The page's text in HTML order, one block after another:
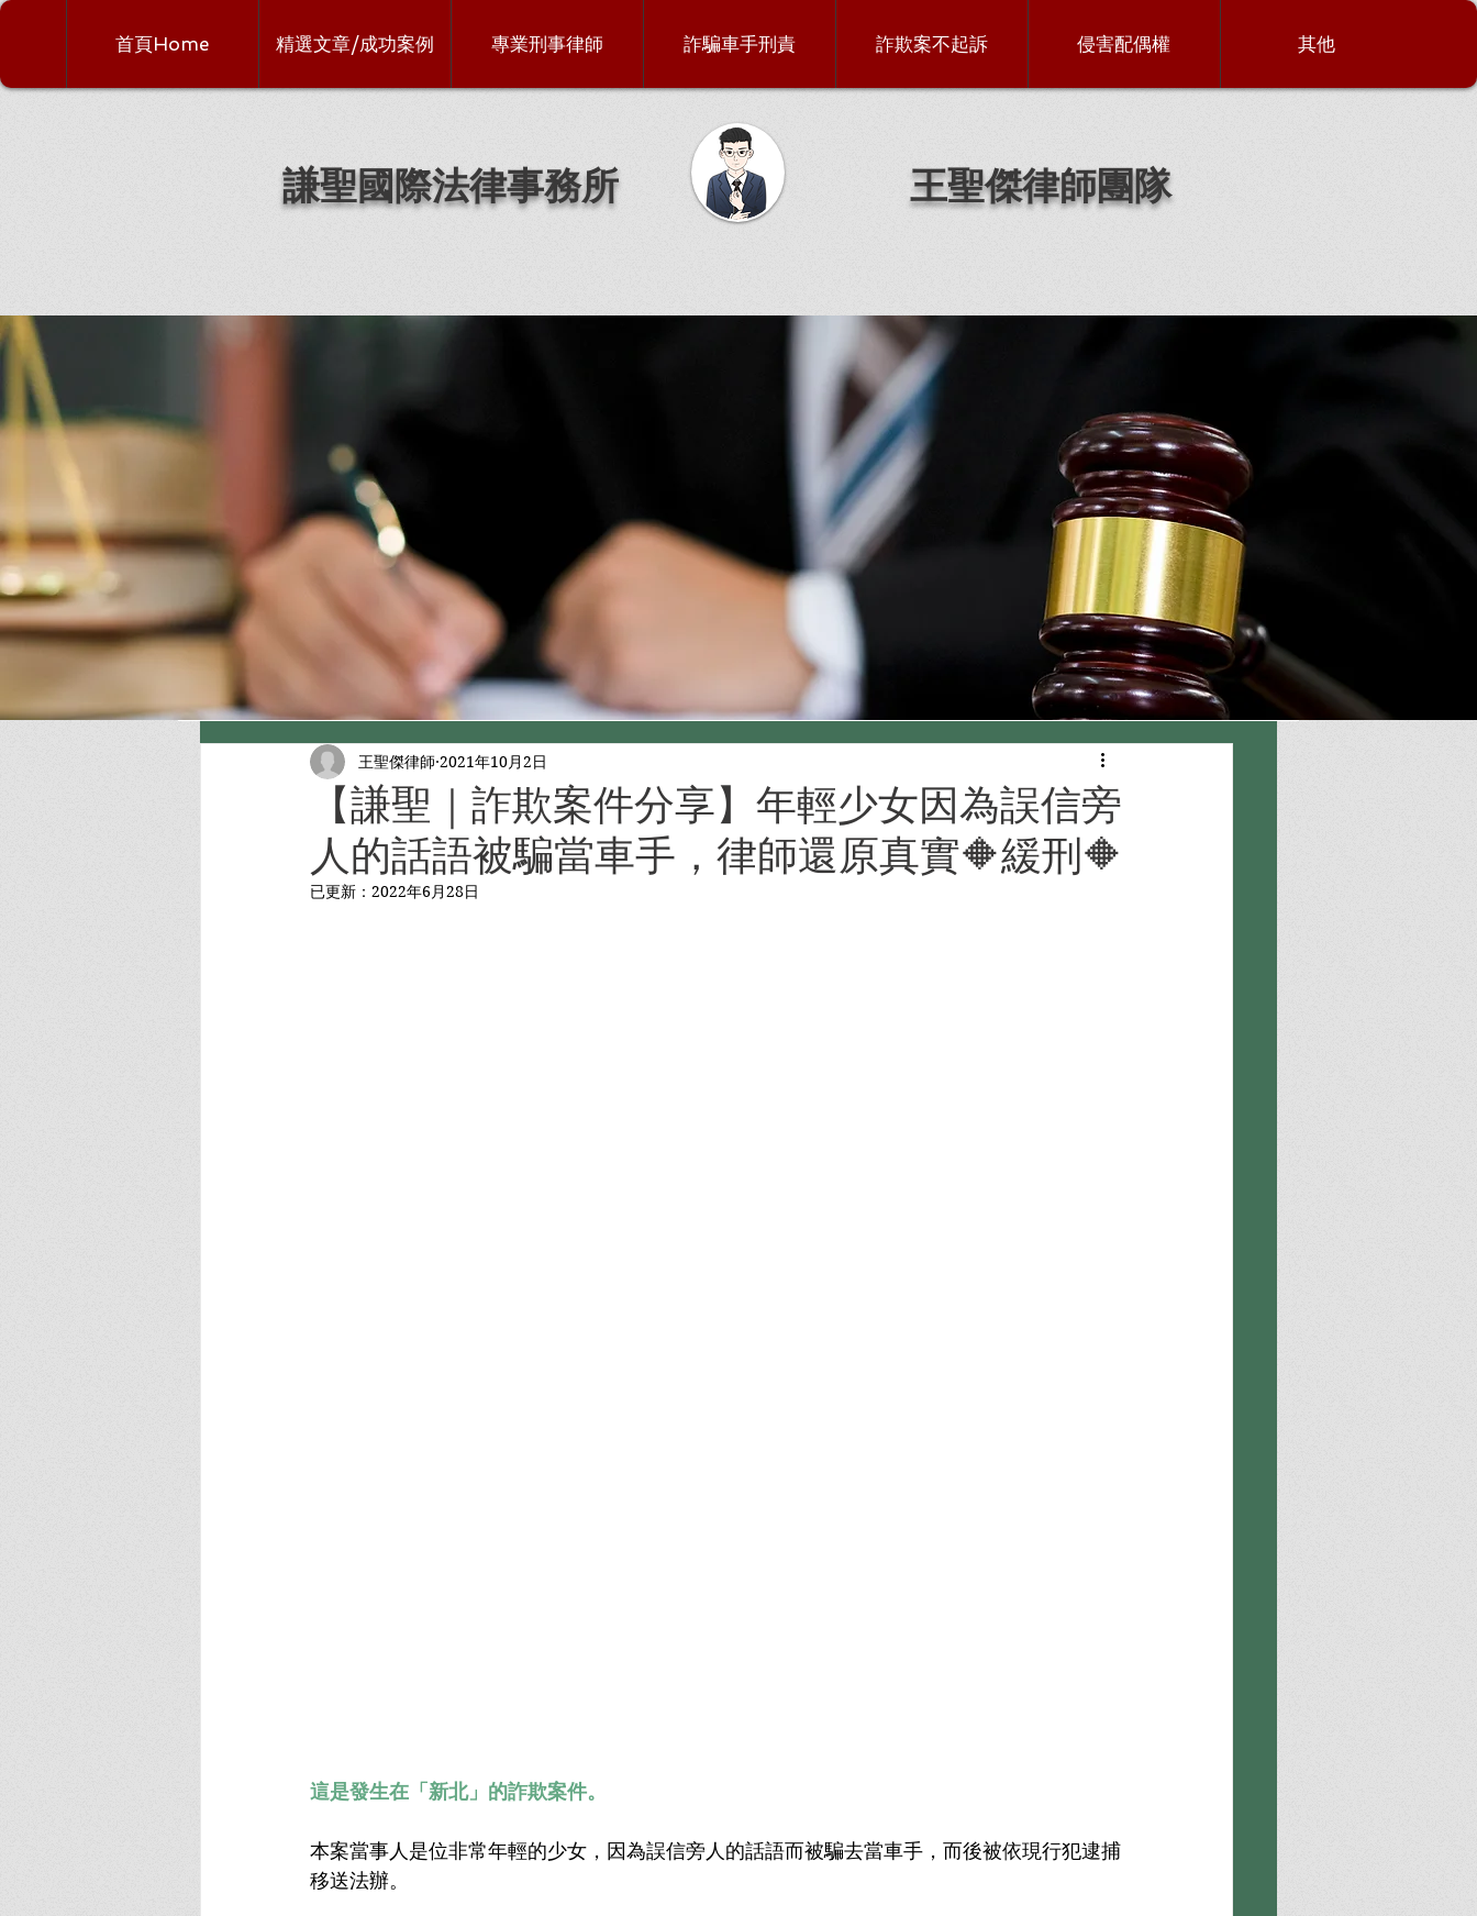
首頁Home 精選文章/成功案例 專業刑事律師 詐騙車手刑責 詐欺案不起訴 侵害配偶權 其他
謙聖國際法律事務所 王聖傑律師團隊
【謙聖｜詐欺案件分享】年輕少女因為誤信旁
人的話語被騙當車手，律師還原真實🔶緩刑🔶
王聖傑律師 2021年10月2日
已更新： 2022年6月28日
這是發生在「新北」的詐欺案件。
本案當事人是位非常年輕的少女，因為誤信旁人的話語而被騙去當車手，而後被依現行犯逮捕
移送法辦。